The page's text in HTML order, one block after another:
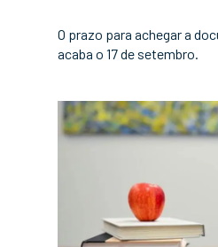
O prazo para achegar a
acaba o 17 de setembro.